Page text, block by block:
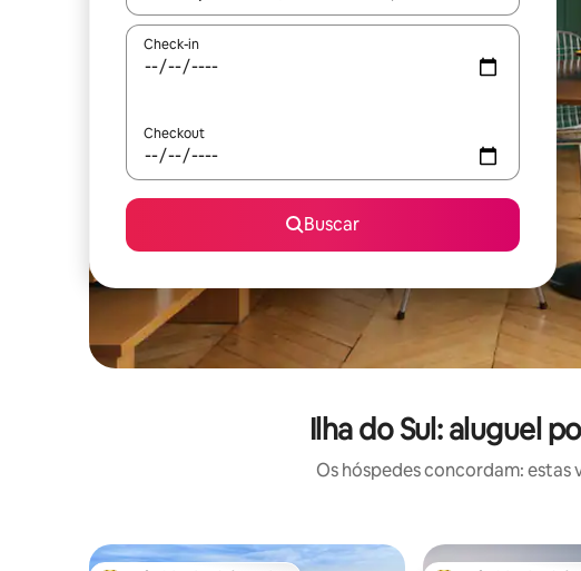
Check-in
Checkout
Buscar
Ilha do Sul: aluguel
Os hóspedes concordam: